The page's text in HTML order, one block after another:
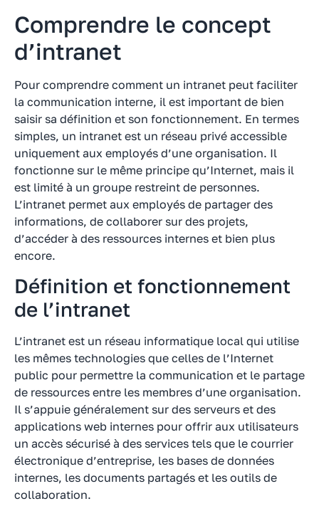
Comprendre le concept
d’intranet
Pour comprendre comment un intranet peut faciliter
la communication interne, il est important de bien
saisir sa définition et son fonctionnement. En termes
simples, un intranet est un réseau privé accessible
uniquement aux employés d’une organisation. Il
fonctionne sur le même principe qu’Internet, mais il
est limité à un groupe restreint de personnes.
L’intranet permet aux employés de partager des
informations, de collaborer sur des projets,
d’accéder à des ressources internes et bien plus
encore.
Définition et fonctionnement
de l’intranet
L’intranet est un réseau informatique local qui utilise
les mêmes technologies que celles de l’Internet
public pour permettre la communication et le partage
de ressources entre les membres d’une organisation.
Il s’appuie généralement sur des serveurs et des
applications web internes pour offrir aux utilisateurs
un accès sécurisé à des services tels que le courrier
électronique d’entreprise, les bases de données
internes, les documents partagés et les outils de
collaboration.